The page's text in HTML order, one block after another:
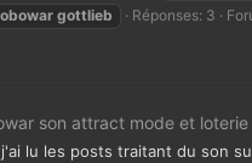
gottlieb Réponses: 3
son attract mode et loterie
lu les posts traitant du son